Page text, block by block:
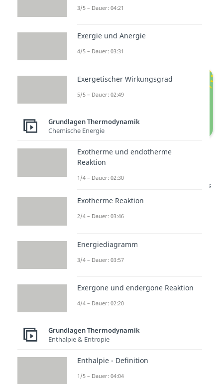
Kelvin. Die Molmasse von Luft
Entropieänderung beim Verdichter –
Studyflix vernetzt: Hier ein Video aus
Entropieänderung bei
Wärmeübergang
berechnen zu können, wollen wir
jetzt herausfinden, wie viel
3/5 – Dauer: 04:21
Exergie und Anergie
4/5 – Dauer: 03:31
Exergetischer Wirkungsgrad
5/5 – Dauer: 02:49
Grundlagen Thermodynamik
Chemische Energie
Exotherme und endotherme
Reaktion
1/4 – Dauer: 02:30
Exotherme Reaktion
2/4 – Dauer: 03:46
Energiediagramm
3/4 – Dauer: 03:57
Exergone und endergone Reaktion
4/4 – Dauer: 02:20
Grundlagen Thermodynamik
Enthalpie & Entropie
Enthalpie - Definition
1/5 – Dauer: 04:04